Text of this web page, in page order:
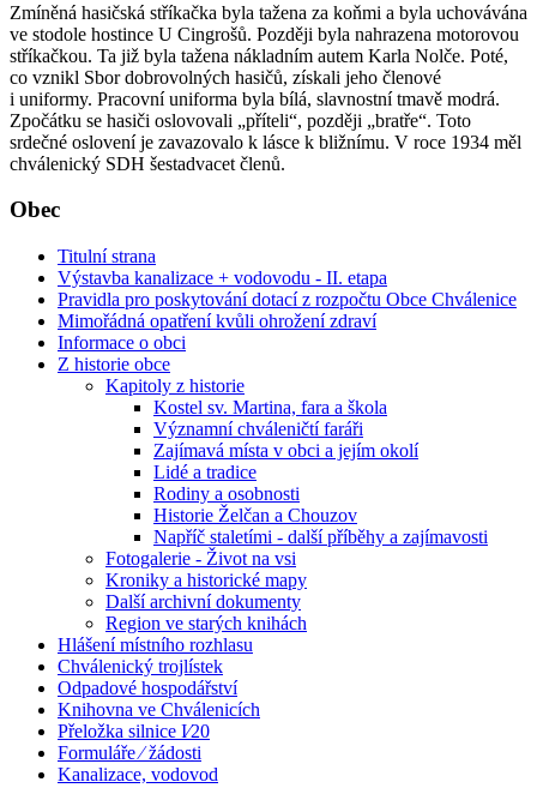
Zmíněná hasičská stříkačka byla tažena za koňmi a byla uchovávána
ve stodole hostince U Cingrošů. Později byla nahrazena motorovou
stříkačkou. Ta již byla tažena nákladním autem Karla Nolče. Poté,
co vznikl Sbor dobrovolných hasičů, získali jeho členové
i uniformy. Pracovní uniforma byla bílá, slavnostní tmavě modrá.
Zpočátku se hasiči oslovovali „příteli“, později „bratře“. Toto
srdečné oslovení je zavazovalo k lásce k bližnímu. V roce 1934 měl
chválenický SDH šestadvacet členů.
Obec
Titulní strana
Výstavba kanalizace + vodovodu - II. etapa
Pravidla pro poskytování dotací z rozpočtu Obce Chválenice
Mimořádná opatření kvůli ohrožení zdraví
Informace o obci
Z historie obce
Kapitoly z historie
Kostel sv. Martina, fara a škola
Významní chváleničtí faráři
Zajímavá místa v obci a jejím okolí
Lidé a tradice
Rodiny a osobnosti
Historie Želčan a Chouzov
Napříč staletími - další příběhy a zajímavosti
Fotogalerie - Život na vsi
Kroniky a historické mapy
Další archivní dokumenty
Region ve starých knihách
Hlášení místního rozhlasu
Chválenický trojlístek
Odpadové hospodářství
Knihovna ve Chválenicích
Přeložka silnice I⁄20
Formuláře ⁄ žádosti
Kanalizace, vodovod